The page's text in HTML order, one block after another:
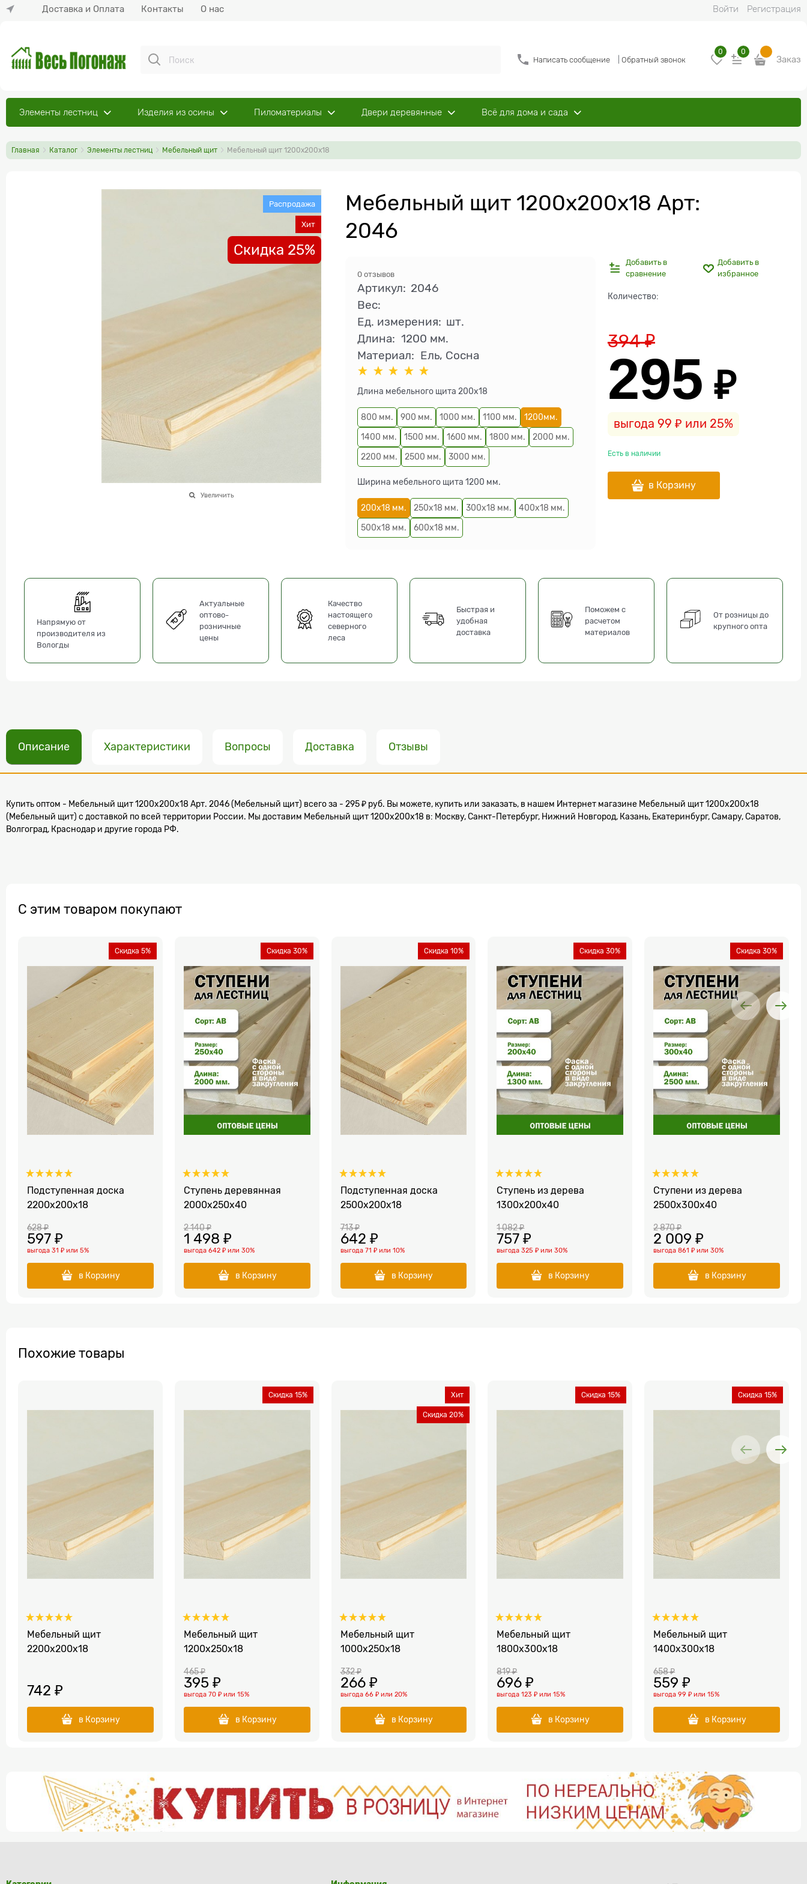
Доставка и Оплата Контакты О нас Войти Регистрация
Написать сообщение Обратный звонок
0 0
Заказ
Элементы лестниц Изделия из осины Пиломатериалы Двери деревянные Всё для дома и сада
Главная Каталог Элементы лестниц Мебельный щит Мебельный щит 1200х200x18
Распродажа
Хит
Скидка 25%
Увеличить
Мебельный щит 1200х200x18 Арт:
2046
0 отзывов
Артикул: 2046
Вес:
Ед. измерения: шт.
Длина: 1200 мм.
Материал: Ель, Сосна
Длина мебельного щита 200х18
800 мм. 900 мм. 1000 мм. 1100 мм. 1200мм.
1400 мм. 1500 мм. 1600 мм. 1800 мм. 2000 мм.
2200 мм. 2500 мм. 3000 мм.
Ширина мебельного щита 1200 мм.
200х18 мм. 250х18 мм. 300х18 мм. 400х18 мм.
500х18 мм. 600х18 мм.
Добавить в
сравнение
Добавить в
избранное
Количество:
394 ₽
295 ₽
выгода 99 ₽ или 25%
Есть в наличии
в Корзину
Напрямую от
производителя из
Вологды
Актуальные
оптово-
розничные
цены
Качество
настоящего
северного
леса
Быстрая и
удобная
доставка
Поможем с
расчетом
материалов
От розницы до
крупного опта
Описание Характеристики Вопросы Доставка Отзывы
Купить оптом - Мебельный щит 1200х200x18 Арт. 2046 (Мебельный щит) всего за - 295 ₽ руб. Вы можете, купить или заказать, в нашем Интернет магазине Мебельный щит 1200х200x18
(Мебельный щит) с доставкой по всей территории России. Мы доставим Мебельный щит 1200х200x18 в: Москву, Санкт-Петербург, Нижний Новгород, Казань, Екатеринбург, Самару, Саратов,
Волгоград, Краснодар и другие города РФ.
С этим товаром покупают
Подступенная доска
2200x200x18
Скидка 5%
628 ₽
597 ₽
выгода 31 ₽ или 5%
в Корзину
Ступень деревянная
2000x250x40
Скидка 30%
2 140 ₽
1 498 ₽
выгода 642 ₽или 30%
в Корзину
Подступенная доска
2500x200x18
Скидка 10%
713 ₽
642 ₽
выгода 71 ₽или 10%
в Корзину
Ступень из дерева
1300x200x40
Скидка 30%
1 082 ₽
757 ₽
выгода325 ₽ или30%
в Корзину
Ступени из дерева
2500x300x40
Скидка 30%
2 870 ₽
2 009 ₽
выгода861 ₽ или30%
в Корзину
Похожие товары
Мебельный щит
2200х200x18
742 ₽
в Корзину
Мебельный щит
1200x250x18
Скидка 15%
465 ₽
395 ₽
выгода 70 ₽или 15%
в Корзину
Мебельный щит
1000x250x18
Хит
Скидка 20%
332 ₽
266 ₽
выгода 66 ₽или 20%
в Корзину
Мебельный щит
1800x300x18
Скидка 15%
819 ₽
696 ₽
выгода123 ₽ или15%
в Корзину
Мебельный щит
1400x300x18
Скидка 15%
658 ₽
559 ₽
выгода99 ₽ или15%
в Корзину